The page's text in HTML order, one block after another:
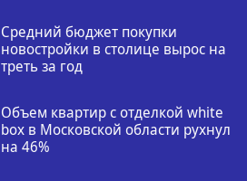
Средний бюджет покупки
новостройки в столице вырос на
треть за год
Объем квартир с отделкой white
box в Московской области рухнул
на 46%